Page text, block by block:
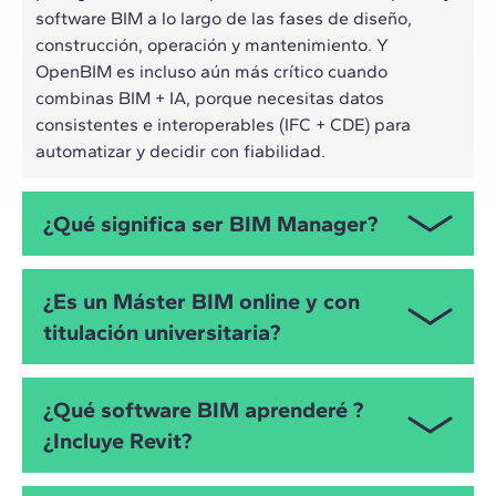
software BIM a lo largo de las fases de diseño,
construcción, operación y mantenimiento. Y
OpenBIM es incluso aún más crítico cuando
combinas BIM + IA, porque necesitas datos
consistentes e interoperables (IFC + CDE) para
automatizar y decidir con fiabilidad.
¿Qué significa ser BIM Manager?
personas, herramientas y datos, define protocolos y
estándares, vela por la calidad del modelo y el
cumplimiento de entregables (BEP, CDE, flujos por
para asumir ese rol con un enfoque práctico y
orientado a resultados.
¿Es un Máster BIM online y con
titulación universitaria?
metodología Live Online. Cada clase es única,
pudiendo interactuar en tiempo real con preguntas
a los profesores. Además, cuenta con 60 ECTS y con
¿Qué software BIM aprenderé ?
¿Incluye Revit?